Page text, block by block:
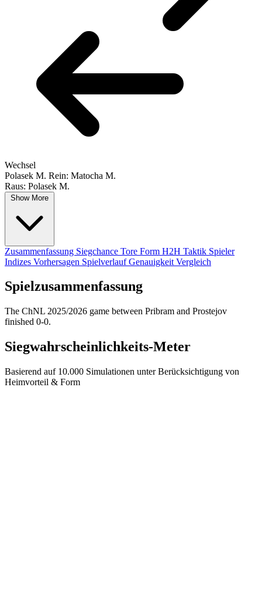
Wechsel
Polasek M. Rein: Matocha M.
Raus: Polasek M.
Show More
Zusammenfassung Siegchance Tore Form H2H Taktik Spieler
Indizes Vorhersagen SpielverlaufGenauigkeit Vergleich
Spielzusammenfassung
The ChNL 2025/2026 game between Pribram and Prostejov
finished 0-0.
Siegwahrscheinlichkeits-Meter
Basierend auf 10.000 Simulationen unter Berücksichtigung von
Heimvorteil & Form